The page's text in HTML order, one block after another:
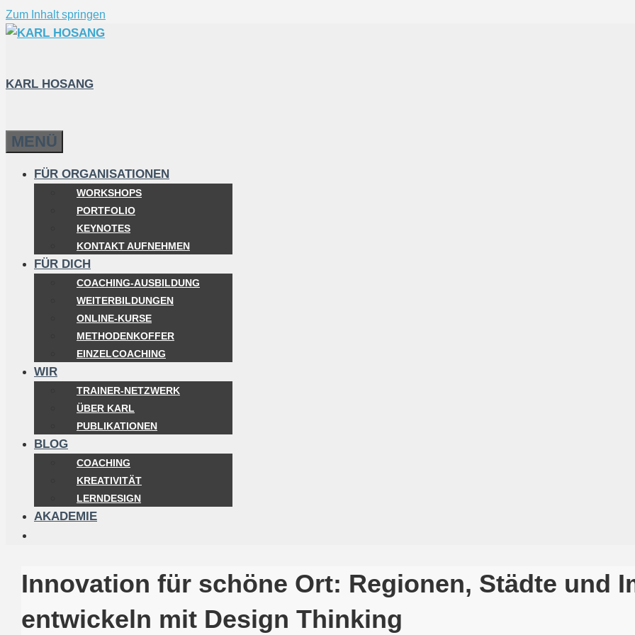
Zum Inhalt springen
KARL HOSANG
MENÜ
FÜR ORGANISATIONEN
WORKSHOPS
PORTFOLIO
KEYNOTES
KONTAKT AUFNEHMEN
FÜR DICH
COACHING-AUSBILDUNG
WEITERBILDUNGEN
ONLINE-KURSE
METHODENKOFFER
EINZELCOACHING
WIR
TRAINER-NETZWERK
ÜBER KARL
PUBLIKATIONEN
BLOG
COACHING
KREATIVITÄT
LERNDESIGN
AKADEMIE
Innovation für schöne Ort: Regionen, Städte und
entwickeln mit Design Thinking